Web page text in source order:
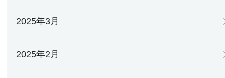
2025年3月
2025年2月